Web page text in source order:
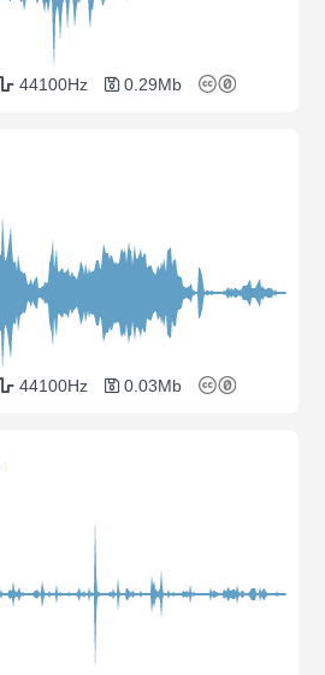
44100Hz 0.29Mb
44100Hz 0.03Mb